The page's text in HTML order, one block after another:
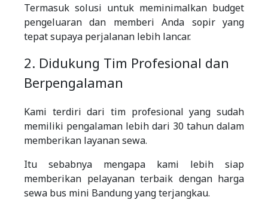
Termasuk solusi untuk meminimalkan budget
pengeluaran dan memberi Anda sopir yang
tepat supaya perjalanan lebih lancar.
2. Didukung Tim Profesional dan
Berpengalaman
Kami terdiri dari tim profesional yang sudah
memiliki pengalaman lebih dari 30 tahun dalam
memberikan layanan sewa.
Itu sebabnya mengapa kami lebih siap
memberikan pelayanan terbaik dengan harga
sewa bus mini Bandung yang terjangkau.